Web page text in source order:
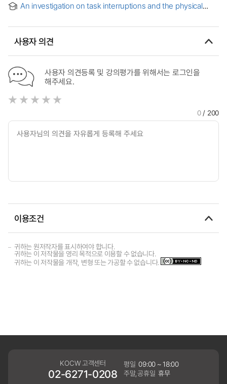
Carcinogenesis
An investigation on task interruptions and the physical
사용자 의견
사용자 의견등록 및 강의평가를 위해서는 로그인을
해주세요.
0/ 200
이용조건
귀하는 원저작자를 표시하여야 합니다.
귀하는 이 저작물을 영리 목적으로 이용할 수 없습니다.
귀하는 이 저작물을 개작, 변형 또는 가공할 수 없습니다.
KOCW 고객센터
02-6271-0208
평일 09:00 ~ 18:00
주말,공휴일 휴무